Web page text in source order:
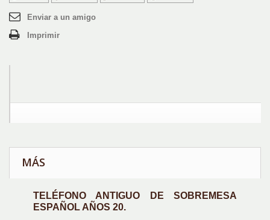
Enviar a un amigo
Imprimir
MÁS
TELÉFONO ANTIGUO DE SOBREMESA
ESPAÑOL AÑOS 20.